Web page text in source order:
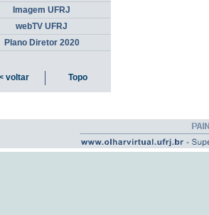
Imagem UFRJ
webTV UFRJ
Plano Diretor 2020
voltar Topo